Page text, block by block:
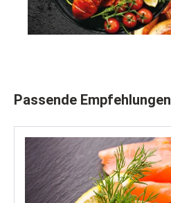
Produktgalerie überspringen
Passende Empfehlungen